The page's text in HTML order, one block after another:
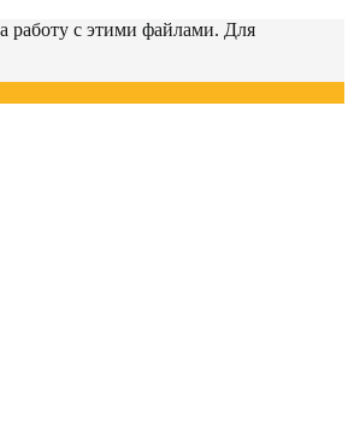
работу с этими файлами. Для